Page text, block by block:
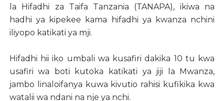
la Hifadhi za Taifa Tanzania (TANAPA), ikiwa na
hadhi ya kipekee kama hifadhi ya kwanza nchini
iliyopo katikati ya mji.
Hifadhi hii iko umbali wa kusafiri dakika 10 tu kwa
usafiri wa boti kutoka katikati ya jiji la Mwanza,
jambo linaloifanya kuwa kivutio rahisi kufikika kwa
watalii wa ndani na nje ya nchi.